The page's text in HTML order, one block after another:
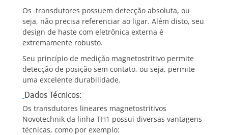
Os transdutores possuem detecção absoluta, ou
seja, não precisa referenciar ao ligar. Além disto, seu
design de haste com eletrônica externa é
extremamente robusto.
Seu princípio de medição magnetostritivo permite
detecção de posição sem contato, ou seja, permite
uma excelente durabilidade.
Dados Técnicos:
Os transdutores lineares magnetostritivos
Novotechnik da linha TH1 possui diversas vantagens
técnicas, como por exemplo: